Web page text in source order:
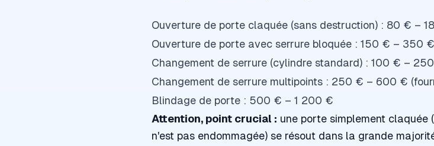
Ouverture de porte claquée (sans destruction) : 80 € –
Ouverture de porte avec serrure bloquée : 150 € – 350 €
Changement de serrure (cylindre standard) : 100 € –
Changement de serrure multipoints : 250 € – 600 €
Blindage de porte : 500 € – 1 200 €
Attention, point crucial : une porte simplement claquée
n'est pas endommagée) se résout dans la grande